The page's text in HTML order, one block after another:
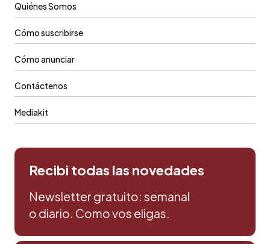
Quiénes Somos
Cómo suscribirse
Cómo anunciar
Contáctenos
Mediakit
Recibi todas las novedades
Newsletter gratuito: semanal
o diario. Como vos eligas.